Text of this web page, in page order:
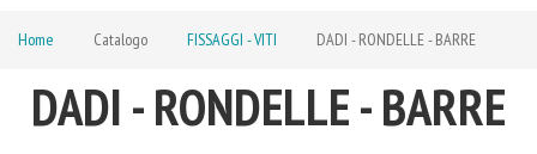
Home Catalogo FISSAGGI - VITI DADI - RONDELLE - BARRE
DADI - RONDELLE - BARRE